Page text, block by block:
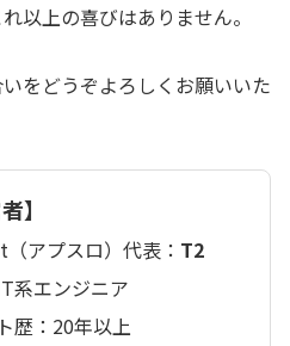
以上の喜びはありません。
をどうぞよろしくお願いいた
】
アプスロ）代表： T2
系エンジニア
歴：20年以上